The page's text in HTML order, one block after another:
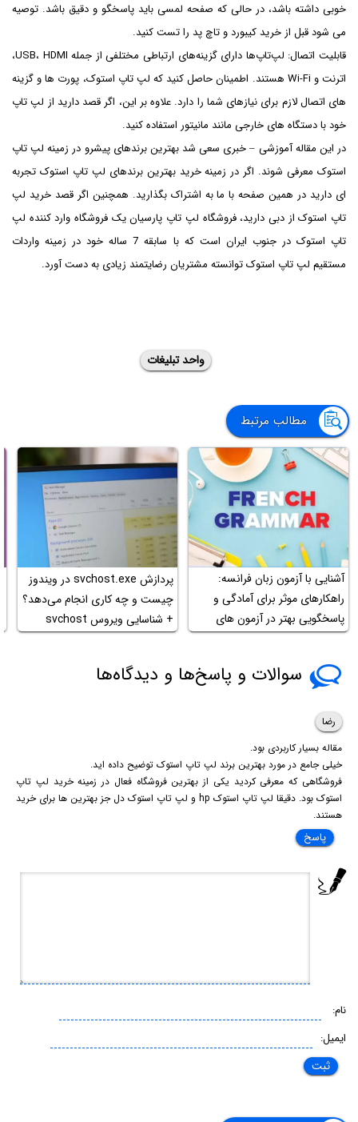
خوبی داشته باشد، در حالی که صفحه لمسی باید پاسخگو و دقیق باشد. توصیه
می شود قبل از خرید کیبورد و تاچ پد را تست کنید.
قابلیت اتصال: لپ‌تاپ‌ها دارای گزینه‌های ارتباطی مختلفی از جمله USB، HDMI،
اترنت و Wi-Fi هستند. اطمینان حاصل کنید که لپ تاپ استوک، پورت ها و گزینه
های اتصال لازم برای نیازهای شما را دارد. علاوه بر این، اگر قصد دارید از لپ تاپ
خود با دستگاه های خارجی مانند مانیتور استفاده کنید.
در این مقاله آموزشی – خبری سعی شد بهترین برندهای پیشرو در زمینه لپ تاپ
استوک معرفی شوند. اگر در زمینه خرید بهترین برندهای لپ تاپ استوک تجربه
ای دارید در همین صفحه با ما به اشتراک بگذارید. همچنین اگر قصد خرید لپ
تاپ استوک از دبی دارید، فروشگاه لپ تاپ پارسیان یک فروشگاه وارد کننده لپ
تاپ استوک در جنوب ایران است که با سابقه 7 ساله خود در زمینه واردات
مستقیم لپ تاپ استوک توانسته مشتریان رضایتمند زیادی به دست آورد.
واحد تبلیغات
مطالب مرتبط
آشنایی با آزمون زبان فرانسه:
راهکارهای موثر برای آمادگی و
پاسخگویی بهتر در آزمون های
زبانی
پردازش svchost.exe در ویندوز
چیست و چه کاری انجام می‌دهد؟
+ شناسایی ویروس svchost
سوالات و پاسخ‌ها و دیدگاه‌ها
رضا
مقاله بسیار کاربردی بود.
خیلی جامع در مورد بهترین برند لپ تاپ استوک توضیح داده اید.
فروشگاهی که معرفی کردید یکی از بهترین فروشگاه فعال در زمینه خرید لپ تاپ
استوک بود. دقیقا لپ تاپ استوک hp و لپ تاپ استوک دل جز بهترین ها برای خرید
هستند.
پاسخ
نام:
ایمیل: